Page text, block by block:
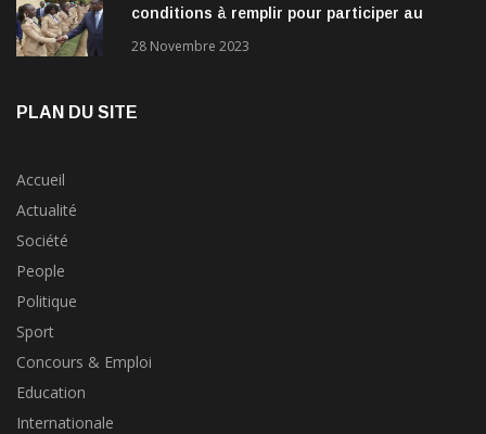
conditions à remplir pour participer au
28 Novembre 2023
PLAN DU SITE
Accueil
Actualité
Société
People
Politique
Sport
Concours & Emploi
Education
Internationale